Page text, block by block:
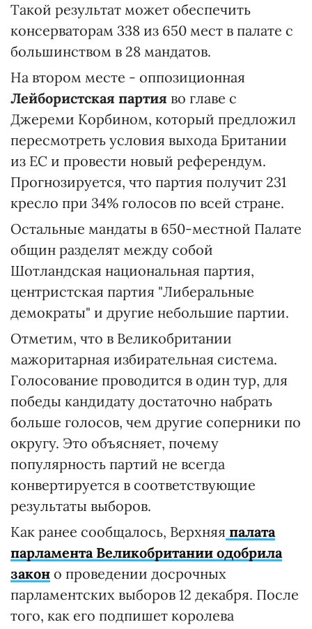
Такой результат может обеспечить
консерваторам 338 из 650 мест в палате с
большинством в 28 мандатов.
На втором месте - оппозиционная
Лейбористская партия во главе с
Джереми Корбином, который предложил
пересмотреть условия выхода Британии
из ЕС и провести новый референдум.
Прогнозируется, что партия получит 231
кресло при 34% голосов по всей стране.
Остальные мандаты в 650-местной Палате
общин разделят между собой
Шотландская национальная партия,
центристская партия "Либеральные
демократы" и другие небольшие партии.
Отметим, что в Великобритании
мажоритарная избирательная система.
Голосование проводится в один тур, для
победы кандидату достаточно набрать
больше голосов, чем другие соперники по
округу. Это объясняет, почему
популярность партий не всегда
конвертируется в соответствующие
результаты выборов.
Как ранее сообщалось, Верхняя палата
парламента Великобритании одобрила
закон о проведении досрочных
парламентских выборов 12 декабря. После
того, как его подпишет королева